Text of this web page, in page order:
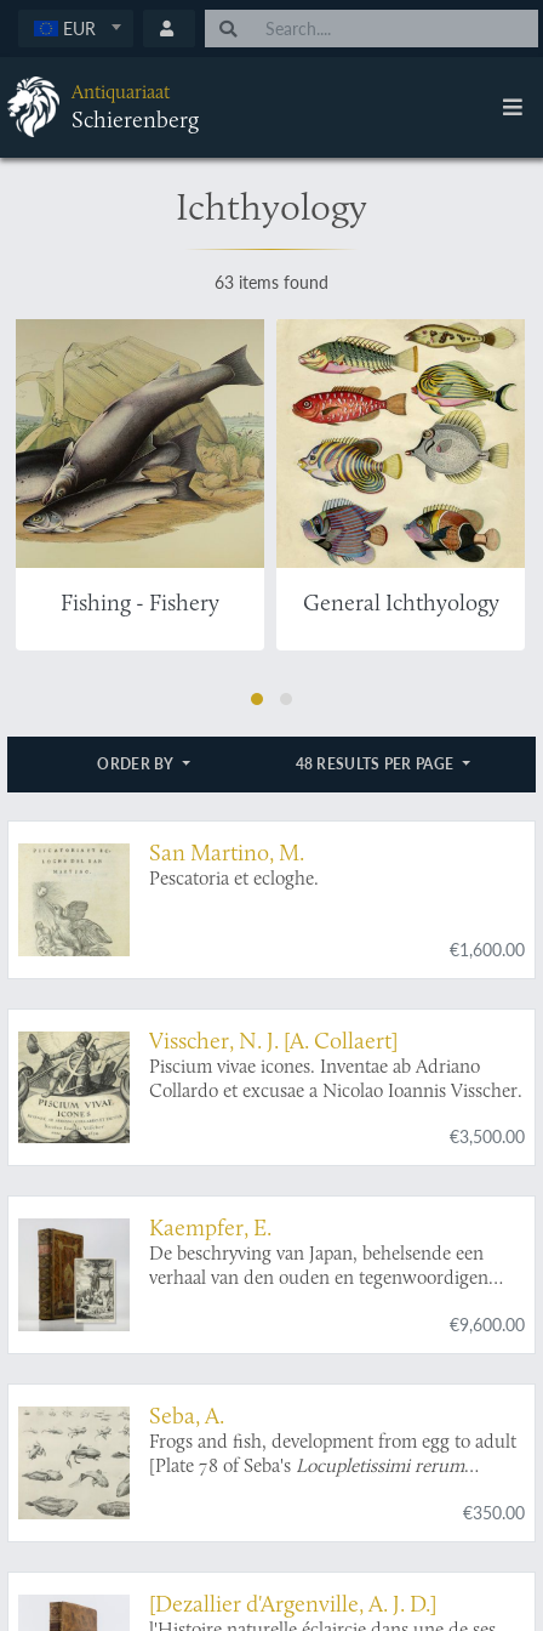
EUR
Antiquariaat
Schierenberg
Ichthyology
63 items found
Fishing - Fishery General Ichthyology
ORDER BY 48 RESULTS PER PAGE
San Martino, M.
Pescatoria et ecloghe.
€1,600.00
Visscher, N. J. [A. Collaert]
Piscium vivae icones. Inventae ab Adriano
Collardo et excusae a Nicolao Ioannis Visscher.
€3,500.00
Kaempfer, E.
De beschryving van Japan, behelsende een
verhaal van den ouden en tegenwoordigen
€9,600.00
Seba, A.
Frogs and fish, development from egg to adult
[Plate 78 of Seba's Locupletissimi rerum
€350.00
[Dezallier d'Argenville, A. J. D.]